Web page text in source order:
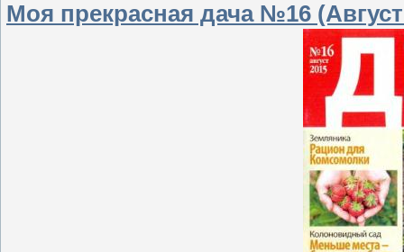
Моя прекрасная дача №16 (Август